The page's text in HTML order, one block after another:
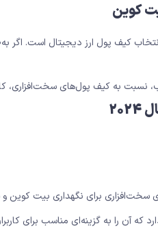
‌کوین
کیف پول ارز دیجیتال است. اگر
به کیف پول‌های سخت‌افزاری،
سخت‌افزاری برای نگهداری بیت ‌کوین و
که آن را به گزینه‌ای مناسب برای